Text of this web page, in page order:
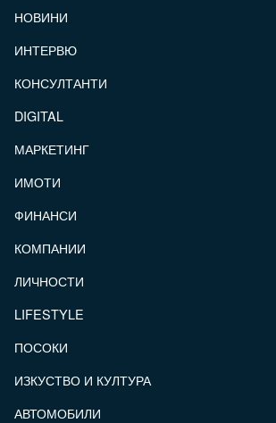
НОВИНИ
ИНТЕРВЮ
КОНСУЛТАНТИ
DIGITAL
МАРКЕТИНГ
ИМОТИ
ФИНАНСИ
КОМПАНИИ
ЛИЧНОСТИ
LIFESTYLE
ПОСОКИ
ИЗКУСТВО И КУЛТУРА
АВТОМОБИЛИ